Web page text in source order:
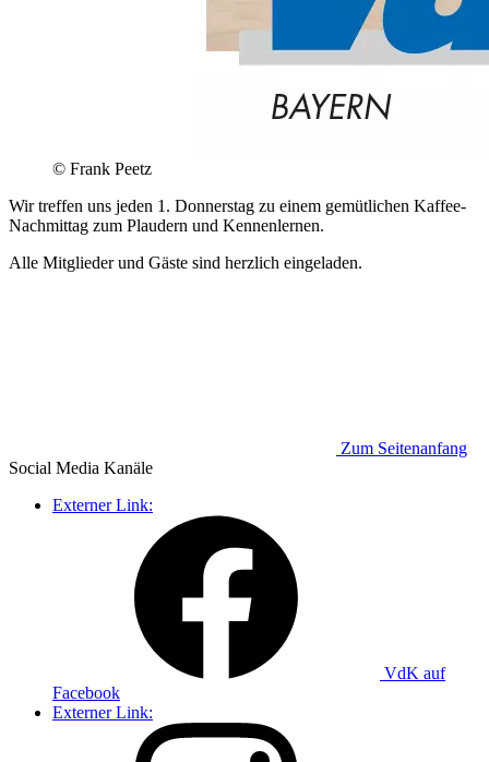
© Frank Peetz
Wir treffen uns jeden 1. Donnerstag zu einem gemütlichen Kaffee-
Nachmittag zum Plaudern und Kennenlernen.
Alle Mitglieder und Gäste sind herzlich eingeladen.
Zum Seitenanfang
Social Media Kanäle
Externer Link:
VdK auf
Facebook
Externer Link: